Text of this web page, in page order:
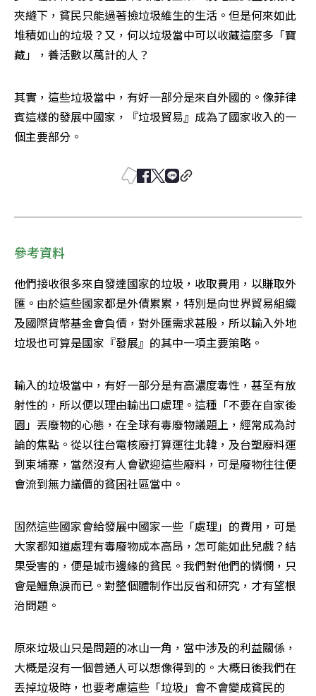
夾縫下，貧民只能過著撿垃圾維生的生活。但是何來如此
堆積如山的垃圾？又，何以垃圾當中可以收藏這麼多「寶
藏」，養活數以萬計的人？
其實，這些垃圾當中，有好一部分是來自外國的。像菲律
賓這樣的發展中國家，『垃圾貿易』成為了國家收入的一
個主要部分。
參考資料
他們接收很多來自發達國家的垃圾，收取費用，以賺取外
匯。由於這些國家都是外債累累，特別是向世界貿易組織
及國際貨幣基金會負債，對外匯需求甚殷，所以輸入外地
垃圾也可算是國家『發展』的其中一項主要策略。
輸入的垃圾當中，有好一部分是有高濃度毒性，甚至有放
射性的，所以便以理由輸出口處理。這種「不要在自家後
園」丟廢物的心態，在全球有毒廢物議題上，經常成為討
論的焦點。從以往台電核廢打算運往北韓，及台塑廢料運
到柬埔寨，當然沒有人會歡迎這些廢料，可是廢物往往便
會流到無力議價的貧困社區當中。
固然這些國家會給發展中國家一些「處理」的費用，可是
大家都知道處理有毒廢物成本高昂，怎可能如此兒戲？結
果受害的，便是城市邊緣的貧民。我們對他們的憐憫，只
會是鱷魚淚而已。對整個體制作出反省和研究，才有望根
治問題。
原來垃圾山只是問題的冰山一角，當中涉及的利益關係，
大概是沒有一個普通人可以想像得到的。大概日後我們在
丟掉垃圾時，也要考慮這些「垃圾」會不會變成貧民的